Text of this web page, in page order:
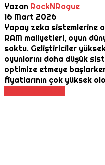
Yazan RockNRogue
16 Mart 2026
Yapay zeka sistemlerine
RAM maliyetleri, oyun
soktu. Geliştiriciler
oyunlarını daha düşük
optimize etmeye
fiyatlarının çok yüksek